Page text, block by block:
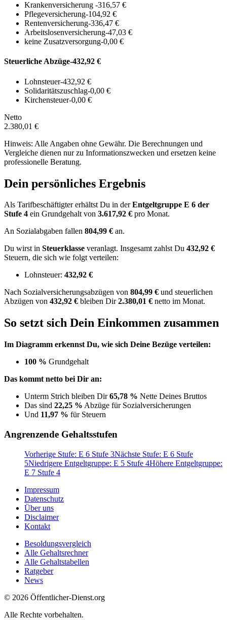
Krankenversicherung -316,57 €
Pflegeversicherung-104,92 €
Rentenversicherung-336,47 €
Arbeitslosenversicherung-47,03 €
keine Zusatzversorgung-0,00 €
Steuerliche Abzüge-432,92 €
Lohnsteuer-432,92 €
Solidaritätszuschlag-0,00 €
Kirchensteuer-0,00 €
Netto
2.380,01 €
Hinweis: Alle Angaben ohne Gewähr. Die Berechnungen und
Vergleiche dienen nur zu Informationszwecken und ersetzen keine
professionelle Beratung.
Dein persönliches Ergebnis
Als Tarifbeschäftigter erhältst Du in derEntgeltgruppe E 6 der
Stufe 4 ein Grundgehalt von 3.617,92 € pro Monat.
An Sozialabgaben fallen 804,99 € an.
Du wirst in Steuerklasse veranlagt. Insgesamt zahlst Du 432,92 €
Steuern, die sich wie folgt verteilen:
Lohnsteuer: 432,92 €
Nach Sozialversicherungsabzügen von 804,99 € und steuerlichen
Abzügen von 432,92 € bleiben Dir2.380,01 € netto im Monat.
So setzt sich Dein Einkommen zusammen
Im Diagramm erkennst Du, wie sich Deine Bezüge verteilen:
100 % Grundgehalt
Das kommt netto bei Dir an:
Unterm Strich bleiben Dir65,78 % Nette Deines Bruttos
Das sind 22,25 % Abzüge für Sozialversicherungen
Und 11,97 % für Steuern
Angrenzende Gehaltsstufen
Vorherige Stufe: E 6 Stufe 3Nächste Stufe: E 6 Stufe
5Niedrigere Entgeltgruppe: E 5 Stufe 4Höhere Entgeltgruppe:
E 7 Stufe 4
Impressum
Datenschutz
Über uns
Disclaimer
Kontakt
Besoldungsvergleich
Alle Gehaltsrechner
Alle Gehaltstabellen
Ratgeber
News
© 2026 Öffentlicher-Dienst.org
Alle Rechte vorbehalten.